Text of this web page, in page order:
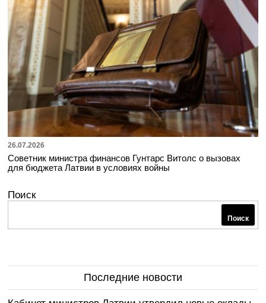
26.07.2026
Советник министра финансов Гунтарс Витолс о вызовах
для бюджета Латвии в условиях войны
Поиск
Поиск
Последние новости